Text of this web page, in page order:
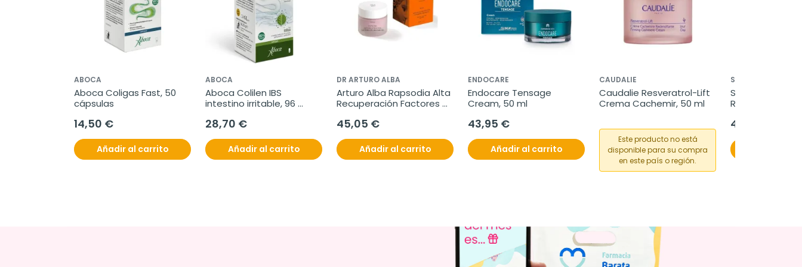
ABOCA
Aboca Coligas Fast, 50
cápsulas
14,50 €
Añadir al carrito
ABOCA
Aboca Colilen IBS
intestino irritable, 96
28,70 €
Añadir al carrito
DR ARTURO ALBA
Arturo Alba Rapsodia Alta
Recuperación Factores
45,05 €
Añadir al carrito
ENDOCARE
Endocare Tensage
Cream, 50 ml
43,95 €
Añadir al carrito
CAUDALIE
Caudalie Resveratrol-Lift
Crema Cachemir, 50 ml
Este producto no está
disponible para su compra
en este país o región.
SESDERMA
Sesderma C-vit
Radiance fluido
45,96 €